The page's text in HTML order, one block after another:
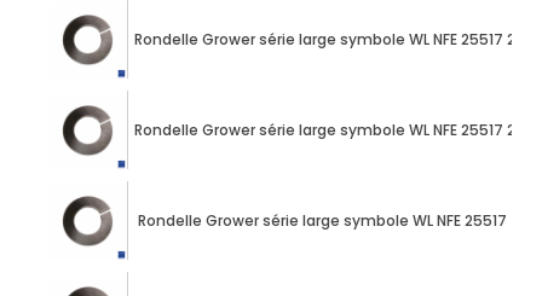
Rondelle Grower série large symbole WL NFE 25517
Rondelle Grower série large symbole WL NFE 25517
Rondelle Grower série large symbole WL NFE 25517